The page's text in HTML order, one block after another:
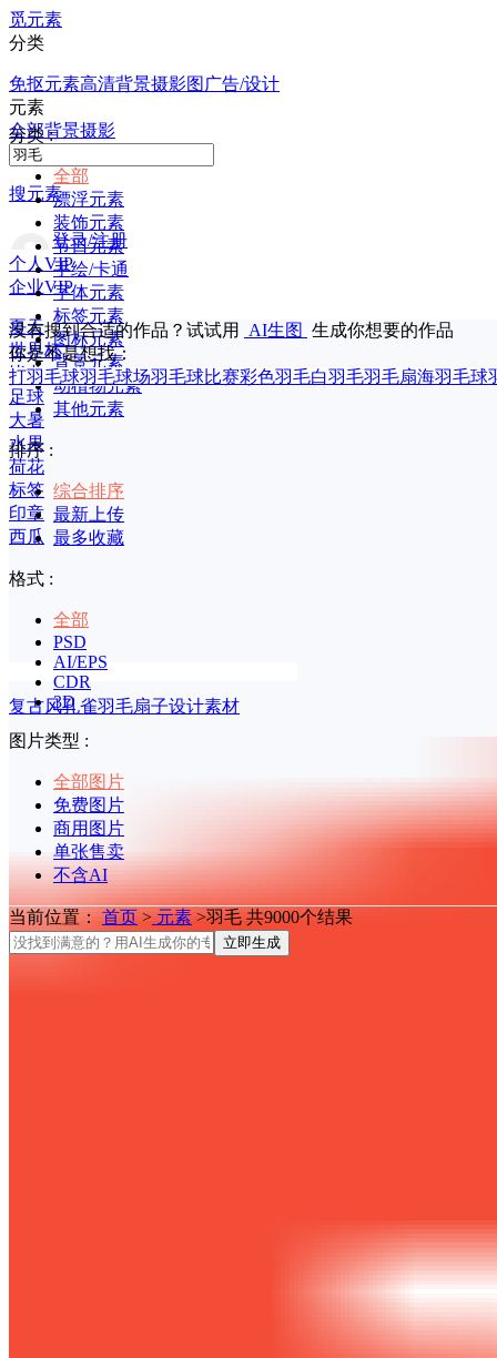
觅元素
分类
免抠元素高清背景摄影图 广告/设计
元素
全部背景摄影
搜元素
登录/注册
个人VIP
企业VIP
夏天
世界杯
毕业
足球
大暑
水果
荷花
标签
印章
西瓜
分类 :
全部
漂浮元素
装饰元素
节日元素
手绘/卡通
字体元素
标签元素
图标元素
背景元素
动植物元素
其他元素
排序 :
综合排序
最新上传
最多收藏
格式 :
全部
PSD
AI/EPS
CDR
3D
图片类型 :
全部图片
免费图片
商用图片
单张售卖
不含AI
当前位置：首页>元素>羽毛 共9000个结果
立即生成
没有搜到合适的作品？试试用 AI生图 生成你想要的作品
你是不是想找：
打羽毛球羽毛球场羽毛球比赛彩色羽毛白羽毛羽毛扇海羽毛球
复古风孔雀羽毛扇子设计素材